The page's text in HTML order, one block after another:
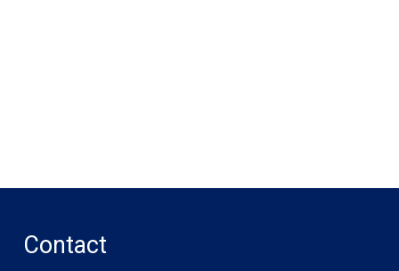
Contact